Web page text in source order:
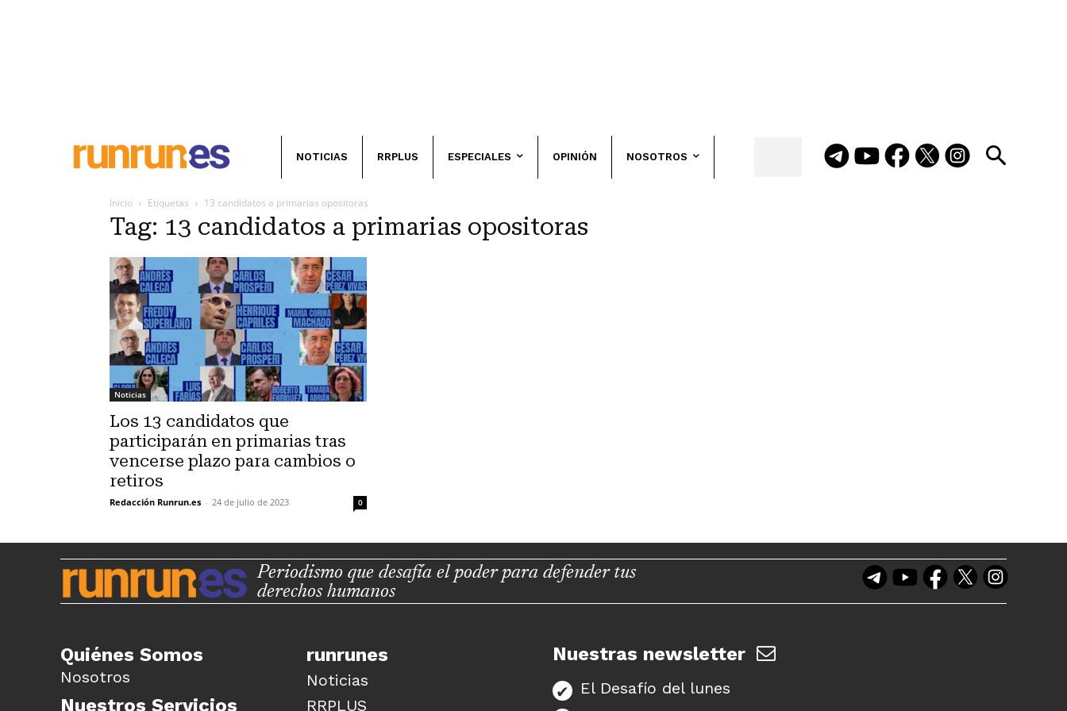
NOTICIAS RRPLUS ESPECIALES OPINIÓN NOSOTROS
Inicio Etiquetas 13 candidatos a primarias opositoras
Tag: 13 candidatos a primarias opositoras
Noticias
Los 13 candidatos que
participarán en primarias tras
vencerse plazo para cambios o
retiros
Redacción Runrun.es - 24 de julio de 2023 0
Periodismo que desafía el poder para defender tus
derechos humanos
Quiénes Somos
Nosotros
Nuestros Servicios
runrunes
Noticias
RRPLUS
Nuestras newsletter
El Desafío del lunes